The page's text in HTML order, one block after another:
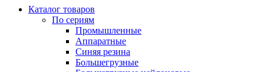
Каталог товаров
По сериям
Промышленные
Аппаратные
Синяя резина
Большегрузные